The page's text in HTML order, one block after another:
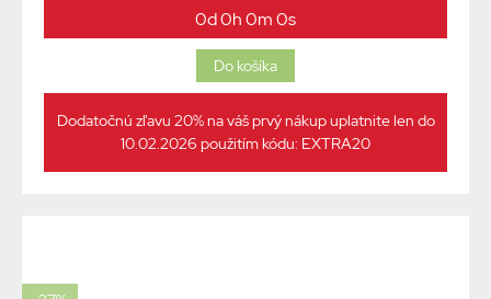
0d 0h 0m 0s
Dodatočnú zľavu 20% na váš prvý nákup uplatnite len do
10.02.2026 použitím kódu: EXTRA20